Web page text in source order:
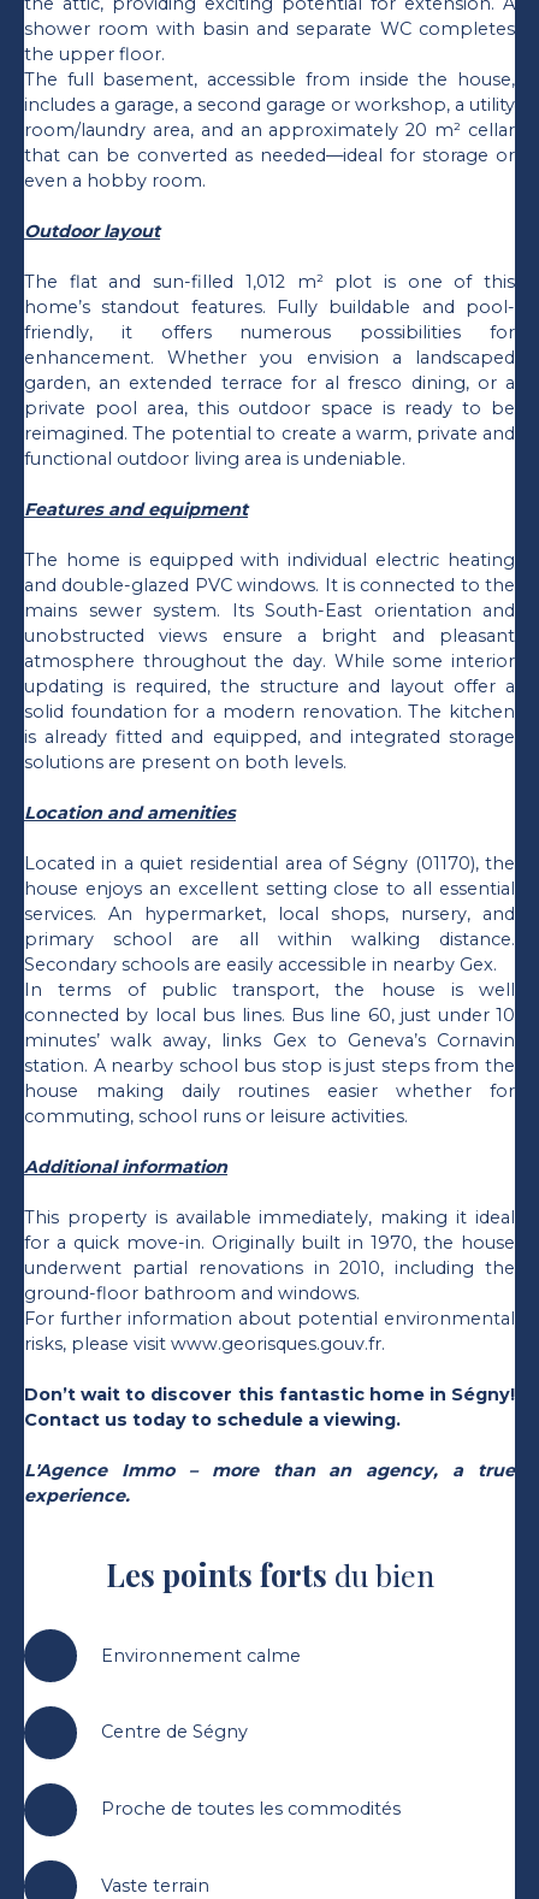
shower room with basin and separate WC completes
the upper floor.
The full basement, accessible from inside the house,
includes a garage, a second garage or workshop, a utility
room/laundry area, and an approximately 20 m² cellar
that can be converted as needed—ideal for storage or
even a hobby room.
Outdoor layout
The flat and sun-filled 1,012 m² plot is one of this
home’s standout features. Fully buildable and pool-
friendly, it offers numerous possibilities for
enhancement. Whether you envision a landscaped
garden, an extended terrace for al fresco dining, or a
private pool area, this outdoor space is ready to be
reimagined. The potential to create a warm, private and
functional outdoor living area is undeniable.
Features and equipment
The home is equipped with individual electric heating
and double-glazed PVC windows. It is connected to the
mains sewer system. Its South-East orientation and
unobstructed views ensure a bright and pleasant
atmosphere throughout the day. While some interior
updating is required, the structure and layout offer a
solid foundation for a modern renovation. The kitchen
is already fitted and equipped, and integrated storage
solutions are present on both levels.
Location and amenities
Located in a quiet residential area of Ségny (01170), the
house enjoys an excellent setting close to all essential
services. An hypermarket, local shops, nursery, and
primary school are all within walking distance.
Secondary schools are easily accessible in nearby Gex.
In terms of public transport, the house is well
connected by local bus lines. Bus line 60, just under 10
minutes’ walk away, links Gex to Geneva’s Cornavin
station. A nearby school bus stop is just steps from the
house making daily routines easier whether for
commuting, school runs or leisure activities.
Additional information
This property is available immediately, making it ideal
for a quick move-in. Originally built in 1970, the house
underwent partial renovations in 2010, including the
ground-floor bathroom and windows.
For further information about potential environmental
risks, please visit www.georisques.gouv.fr.
Don’t wait to discover this fantastic home in Ségny!
Contact us today to schedule a viewing.
L'Agence Immo – more than an agency, a true
experience.
Les points forts du bien
Environnement calme
Centre de Ségny
Proche de toutes les commodités
Vaste terrain